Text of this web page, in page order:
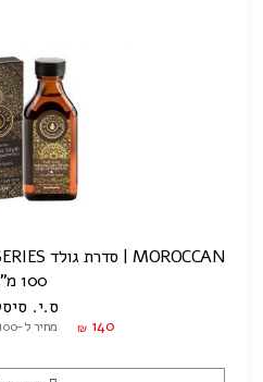
100 מ"ל
ס.י.
₪ 140 מחיר ל-100 מ"ל: ₪140.00